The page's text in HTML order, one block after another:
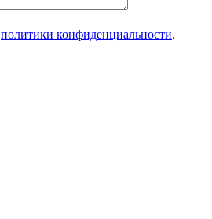
политики конфиденциальности.